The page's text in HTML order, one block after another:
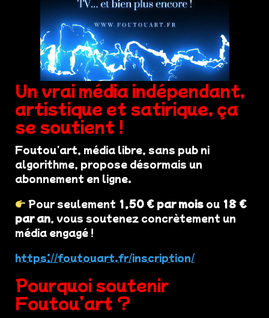
Un vrai média indépendant,
artistique et satirique, ça
se soutient !
Foutou'art, média libre, sans pub ni
algorithme, propose désormais un
abonnement en ligne.
Pour seulement 1,50 € par mois ou 18 €
par an, vous soutenez concrètement un
média engagé !
https://foutouart.fr/inscription/
Pourquoi soutenir
Foutou’art ?